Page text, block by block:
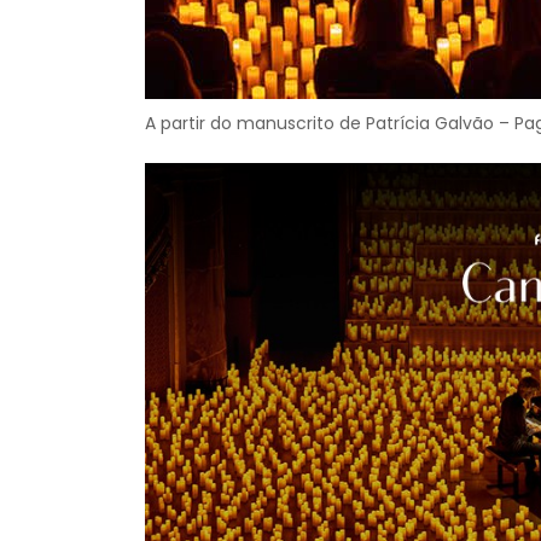
A partir do manuscrito de Patrícia Galvão –